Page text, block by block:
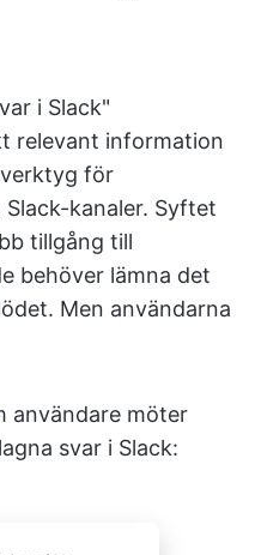
i Slack"
relevant information
för
kanaler. Syftet
tillgång till
behöver lämna det
Men användarna
användare möter
svar i Slack: